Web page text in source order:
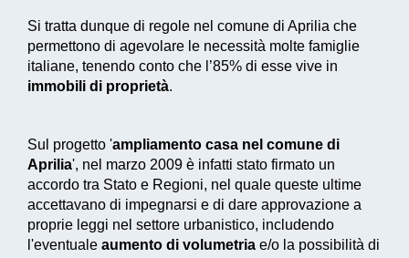
Si tratta dunque di regole nel comune di Aprilia che
permettono di agevolare le necessità molte famiglie
italiane, tenendo conto che l’85% di esse vive in
immobili di proprietà.
Sul progetto 'ampliamento casa nel comune di
Aprilia', nel marzo 2009 è infatti stato firmato un
accordo tra Stato e Regioni, nel quale queste ultime
accettavano di impegnarsi e di dare approvazione a
proprie leggi nel settore urbanistico, includendo
l'eventuale aumento di volumetria e/o la possibilità di